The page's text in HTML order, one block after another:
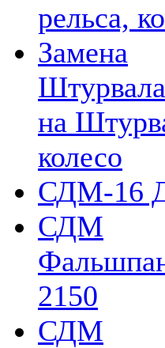
рельса,
Замена
на
колесо
СДМ-16
СДМ
2150
СДМ